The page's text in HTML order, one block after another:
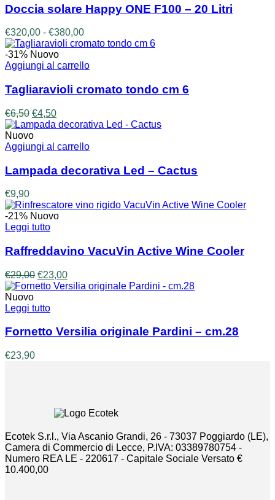
ha
più
varianti.
Le
opzioni
possono
essere
scelte
nella
del
prodotto
Doccia solare Happy ONE F100 – 20 Litri
€320,00 - €380,00Fascia
di
da
a
€380,00
-31% Nuovo
Aggiungi al carrello
Tagliaravioli cromato tondo cm 6
€6,50 Il
prezzo
originale
era:
€4,50Il
prezzo
è:
Nuovo
Aggiungi al carrello
Lampada decorativa Led – Cactus
€9,90
-21% Nuovo
Leggi tutto
Raffreddavino VacuVin Active Wine Cooler
€29,00 Il
prezzo
era:
€23,00Il
prezzo
Nuovo
Leggi tutto
Fornetto Versilia originale Pardini – cm.28
€23,90
Ecotek S.r.l., Via Ascanio Grandi, 26 - 73037 Poggiardo (LE),
Camera di Commercio di Lecce, P.IVA: 03389780754 -
Numero REA LE - 220617 - Capitale Sociale Versato €
10.400,00